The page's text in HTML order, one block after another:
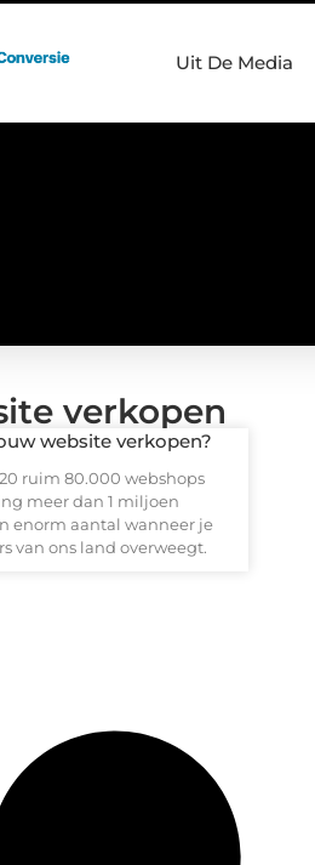
Uit De Media
verkopen
website verkopen?
ruim 80.000 webshops
meer dan 1 miljoen
enorm aantal wanneer je
van ons land overweegt.